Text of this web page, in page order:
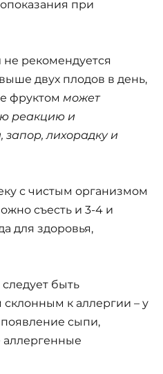
при
рекомендуется
двух плодов в день,
фруктом может
реакцию и
запор, лихорадку и
с чистым организмом
съесть и 3-4 и
для здоровья,
быть
к аллергии – у
сыпи,
аллергенные